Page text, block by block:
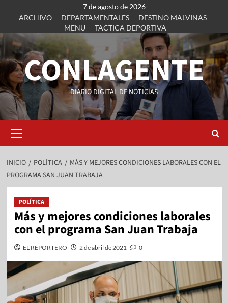
7 de agosto de 2026
ARCHIVO
DEPARTAMENTALES
DESTINO MALVINAS
MENU
TACTICA DEPORTIVA
CONLAGENTE
DIARIO DIGITAL DE NOTICIAS
INICIO POLÍTICA
MÁS Y MEJORES CONDICIONES LABORALES CON EL
PROGRAMA SAN JUAN TRABAJA
POLÍTICA
Más y mejores condiciones laborales
con el programa San Juan Trabaja
EL REPORTERO 2 de abril de 2021 0